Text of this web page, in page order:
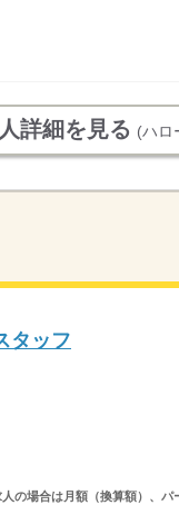
詳細を見る (ハロ
タッフ
の場合は月額（換算額）、パ